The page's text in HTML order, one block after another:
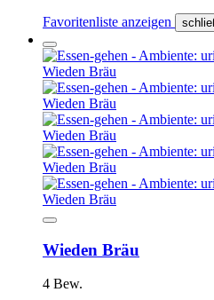
Favoritenliste anzeigen
Wieden Bräu
4 Bew.